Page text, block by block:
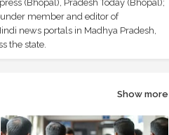
(Bhopal), Pradesh Today (Bhopal);
member and editor of
news portals in Madhya Pradesh,
the state.
Show more